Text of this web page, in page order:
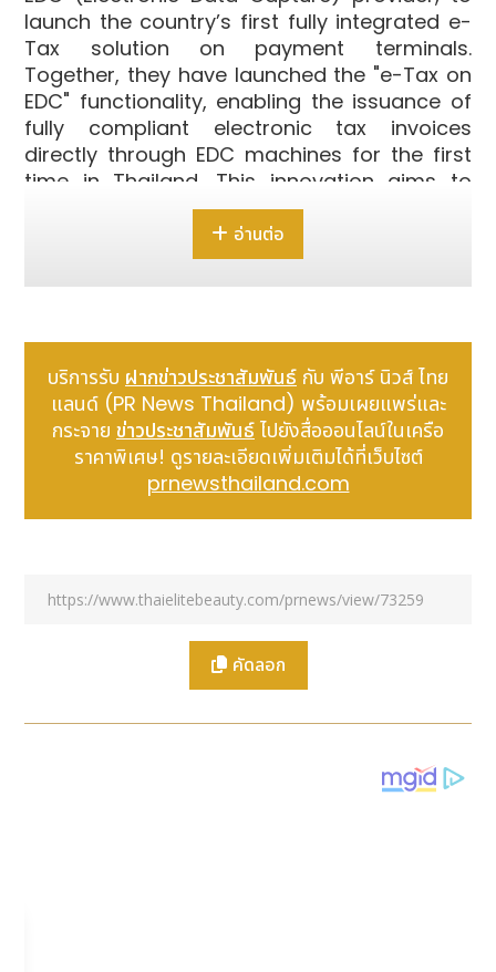
launch the country’s first fully integrated e-
Tax solution on payment terminals.
Together, they have launched the "e-Tax on
EDC" functionality, enabling the issuance of
fully compliant electronic tax invoices
directly through EDC machines for the first
time in Thailand. This innovation aims to
simplify tax invoicing for businesses,
particularly in the restaurant sector,
reducing complexity, saving time, and
aligning with the government’s "Easy e-
of electronic documentation.
"In the past, using multiple systems
simultaneously created unnecessary
complexity for businesses," saidMr.Sivabudh
Umpudh,Chief Executive Officer of CODIUM.
"The e-Tax function on GHL’s EDC machines
service while ensuring compliance with
government standards."
Mr.Prinya Jinantuya, Chief Executive Officer
of GHL (Thailand) Co., Ltd., shared, "GHL's
infrastructure that meets all business needs
while driving digital economic growth." He
อ่านต่อ
บริการรับ ฝากข่าวประชาสัมพันธ์ กับ พีอาร์ นิวส์ ไทย
แลนด์ (PR News Thailand) พร้อมเผยแพร่และ
กระจาย ข่าวประชาสัมพันธ์ ไปยังสื่อออนไลน์ในเครือ
ราคาพิเศษ! ดูรายละเอียดเพิ่มเติมได้ที่เว็บไซต์
prnewsthailand.com
คัดลอก